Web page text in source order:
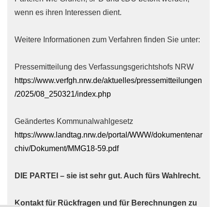
wenn es ihren Interessen dient.
Weitere Informationen zum Verfahren finden Sie unter:
Pressemitteilung des Verfassungsgerichtshofs NRW
https://www.verfgh.nrw.de/aktuelles/pressemitteilungen
/2025/08_250321/index.php
Geändertes Kommunalwahlgesetz
https://www.landtag.nrw.de/portal/WWW/dokumentenar
chiv/Dokument/MMG18-59.pdf
DIE PARTEI – sie ist sehr gut. Auch fürs Wahlrecht.
Kontakt für Rückfragen und für Berechnungen zu